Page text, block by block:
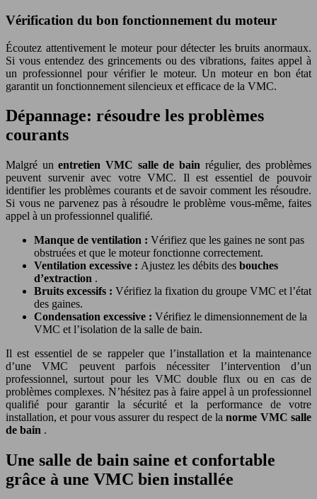
Vérification du bon fonctionnement du moteur
Écoutez attentivement le moteur pour détecter les bruits anormaux.
Si vous entendez des grincements ou des vibrations, faites appel à
un professionnel pour vérifier le moteur. Un moteur en bon état
garantit un fonctionnement silencieux et efficace de la VMC.
Dépannage: résoudre les problèmes
courants
Malgré unentretien VMC salle de bain régulier, des problèmes
peuvent survenir avec votre VMC. Il est essentiel de pouvoir
identifier les problèmes courants et de savoir comment les résoudre.
Si vous ne parvenez pas à résoudre le problème vous-même, faites
appel à un professionnel qualifié.
Manque de ventilation : Vérifiez que les gaines ne sont pas
obstruées et que le moteur fonctionne correctement.
Ventilation excessive : Ajustez les débits des bouches
d’extraction .
Bruits excessifs : Vérifiez la fixation du groupe VMC et l’état
des gaines.
Condensation excessive : Vérifiez le dimensionnement de la
VMC et l’isolation de la salle de bain.
Il est essentiel de se rappeler que l’installation et la maintenance
d’une VMC peuvent parfois nécessiter l’intervention d’un
professionnel, surtout pour les VMC double flux ou en cas de
problèmes complexes. N’hésitez pas à faire appel à un professionnel
qualifié pour garantir la sécurité et la performance de votre
installation, et pour vous assurer du respect de lanorme VMC salle
de bain .
Une salle de bain saine et confortable
grâce à une VMC bien installée